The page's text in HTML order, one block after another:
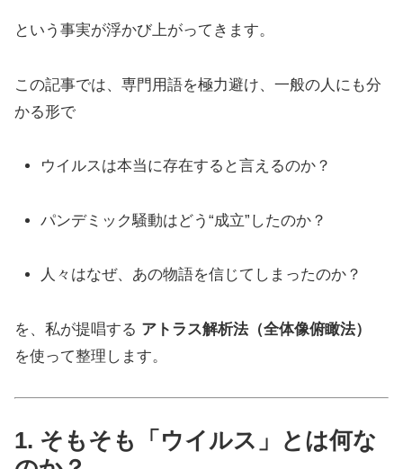
という事実が浮かび上がってきます。
この記事では、専門用語を極力避け、一般の人にも分
かる形で
ウイルスは本当に存在すると言えるのか？
パンデミック騒動はどう“成立”したのか？
人々はなぜ、あの物語を信じてしまったのか？
を、私が提唱する アトラス解析法（全体像俯瞰法）
を使って整理します。
1. そもそも「ウイルス」とは何な